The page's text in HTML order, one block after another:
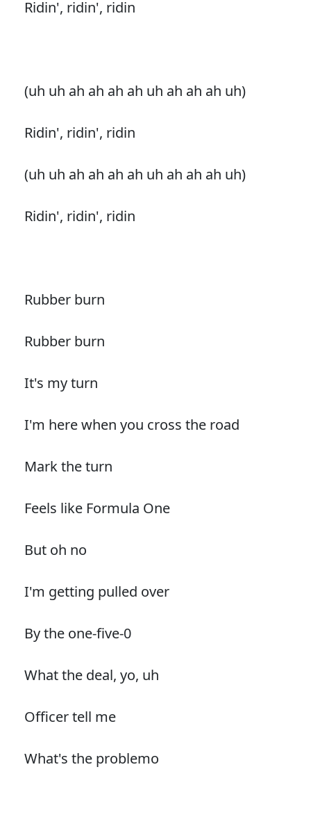
Ridin', ridin', ridin
(uh uh ah ah ah ah uh ah ah ah uh)
Ridin', ridin', ridin
(uh uh ah ah ah ah uh ah ah ah uh)
Ridin', ridin', ridin
Rubber burn
Rubber burn
It's my turn
I'm here when you cross the road
Mark the turn
Feels like Formula One
But oh no
I'm getting pulled over
By the one-five-0
What the deal, yo, uh
Officer tell me
What's the problemo